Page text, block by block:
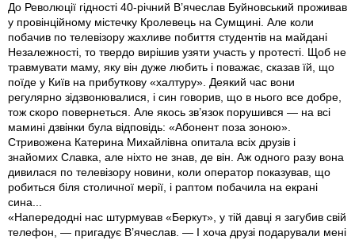
До Революції гідності 40-річний В’ячеслав Буйновський проживав
у провінційному містечку Кролевець на Сумщині. Але коли
побачив по телевізору жахливе побиття студентів на майдані
Незалежності, то твердо вирішив узяти участь у протесті. Щоб не
травмувати маму, яку він дуже любить і поважає, сказав їй, що
поїде у Київ на прибуткову «халтуру». Деякий час вони
регулярно зідзвонювалися, і син говорив, що в нього все добре,
тож скоро повернеться. Але якось зв’язок порушився — на всі
мамині дзвінки була відповідь: «Абонент поза зоною».
Стривожена Катерина Михайлівна опитала всіх друзів і
знайомих Славка, але ніхто не знав, де він. Аж одного разу вона
дивилася по телевізору новини, коли оператор показував, що
робиться біля столичної мерії, і раптом побачила на екрані
сина...
«Напередодні нас штурмував «Беркут», у тій давці я загубив свій
телефон, — пригадує В’ячеслав. — І хоча друзі подарували мені